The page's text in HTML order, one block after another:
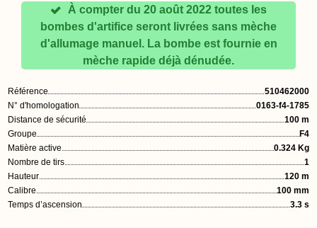
À compter du 20 août 2022 toutes les
bombes d'artifice seront livrées sans mèche
d'allumage manuel. La bombe est fournie en
mèche rapide déjà dénudée.
Référence
510462000
N° d'homologation
0163-f4-1785
Distance de sécurité
100 m
Groupe
F4
Matière active
0.324 Kg
Nombre de tirs
1
Hauteur
120 m
Calibre
100 mm
Temps d’ascension
3.3 s